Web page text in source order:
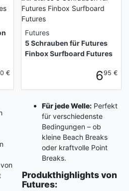
€
Futures
5 Schrauben für Futures
Finbox Surfboard Futures
695 €
Für jede Welle:Perfekt
für verschiedenste
Bedingungen – ob
kleine Beach Breaks
oder kraftvolle Point
Breaks.
Produkthighlights von
Futures: